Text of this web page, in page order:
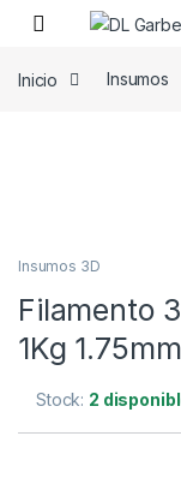
Inicio Insumos
Insumos 3D
Filamento
1Kg
Stock: 2